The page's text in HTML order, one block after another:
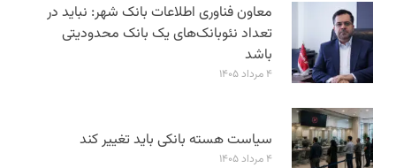
معاون فناوری اطلاعات بانک شهر: نباید در
تعداد نئوبانک‌های یک بانک محدودیتی
باشد
۴ مرداد ۱۴۰۵
سیاست هسته بانکی باید تغییر کند
۴ مرداد ۱۴۰۵